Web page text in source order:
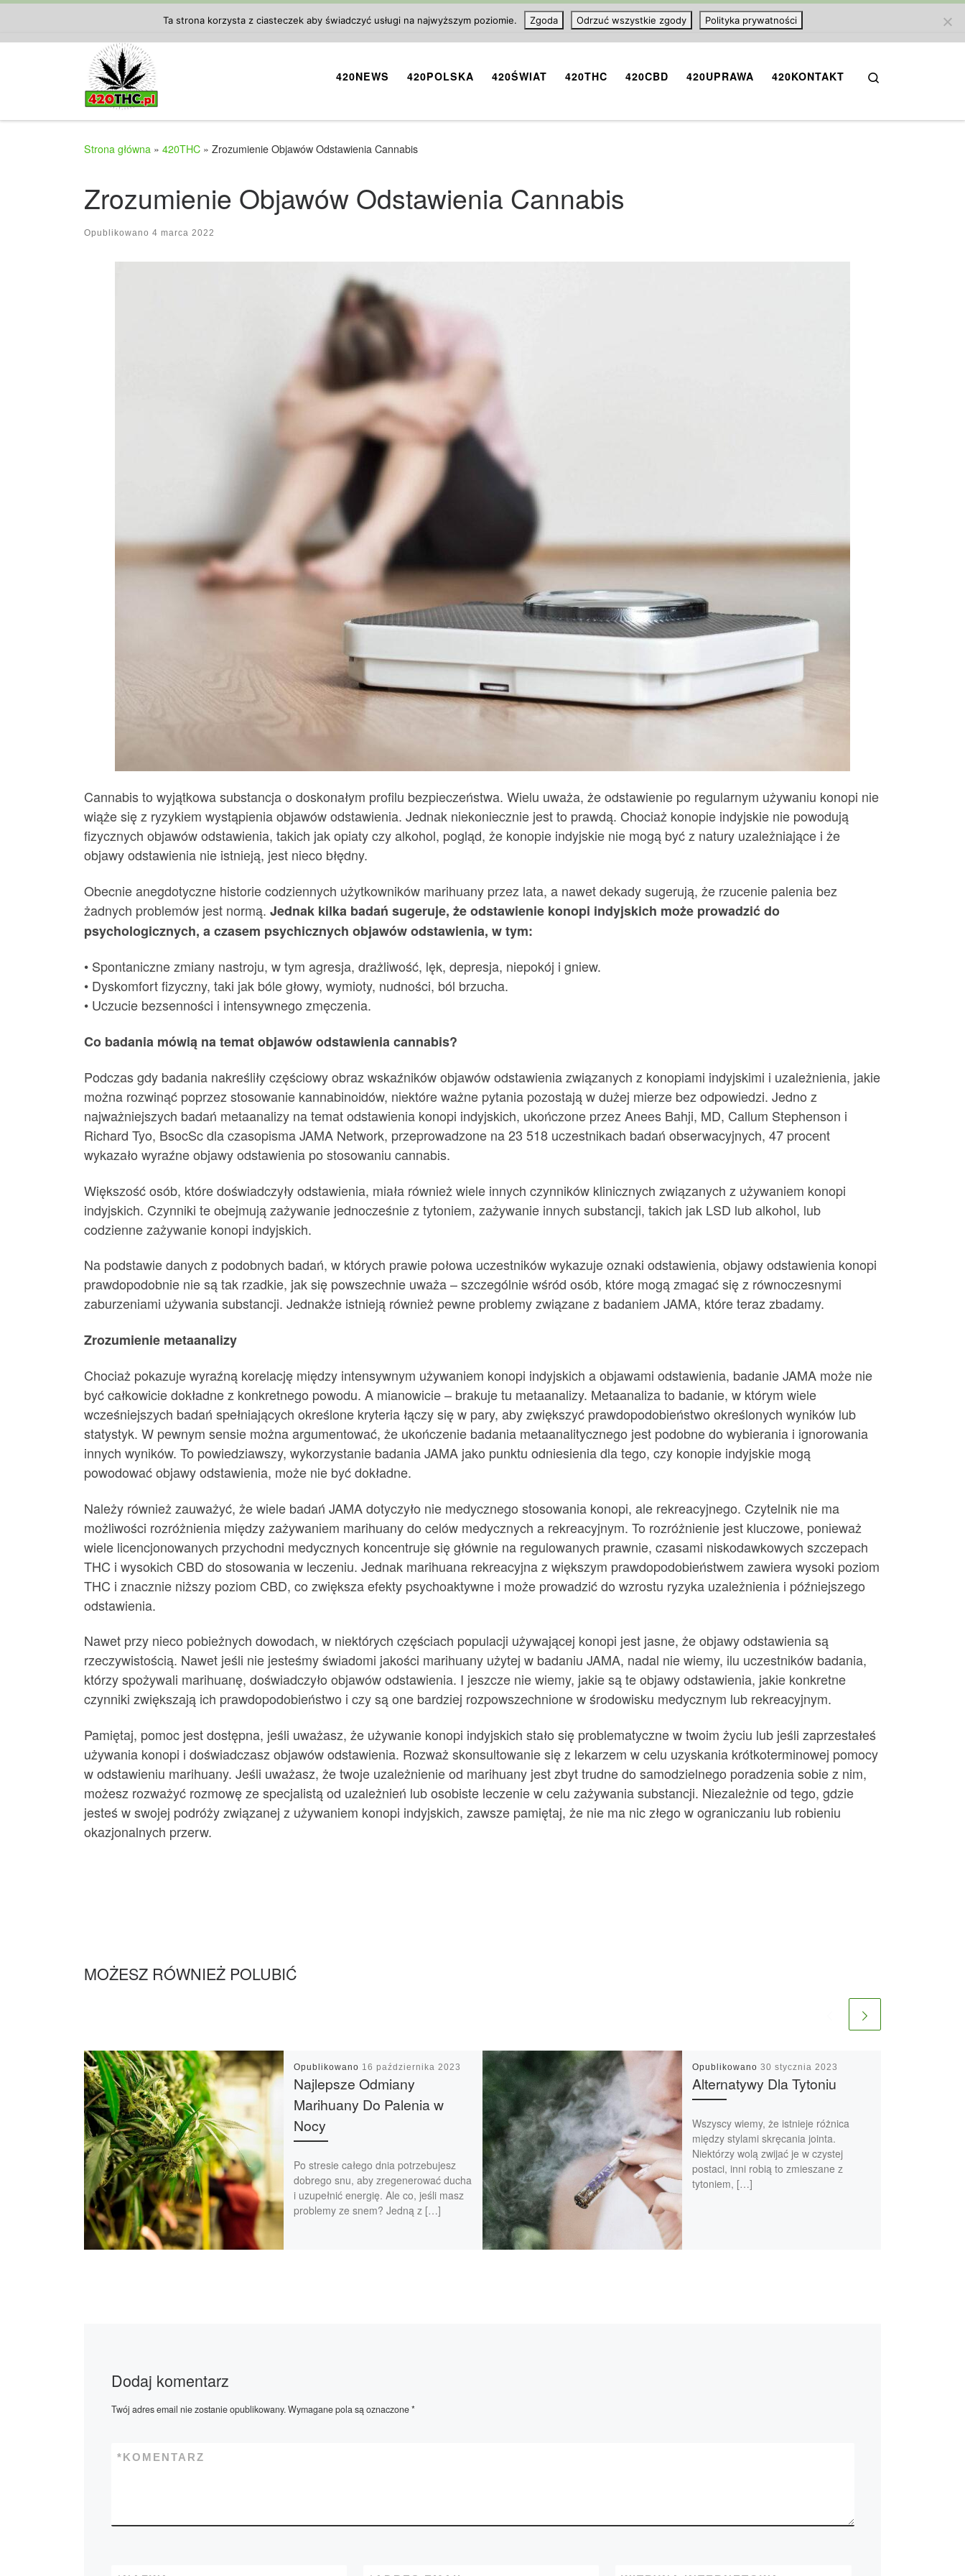
420NEWS 420POLSKA 420ŚWIAT 420THC 420CBD 420UPRAWA 420KONTAKT
Strona główna » 420THC » Zrozumienie Objawów Odstawienia Cannabis
Zrozumienie Objawów Odstawienia Cannabis
Opublikowano 4 marca 2022
Cannabis to wyjątkowa substancja o doskonałym profilu bezpieczeństwa. Wielu uważa, że ​​odstawienie po regularnym używaniu konopi nie
wiąże się z ryzykiem wystąpienia objawów odstawienia. Jednak niekoniecznie jest to prawdą. Chociaż konopie indyjskie nie powodują
fizycznych objawów odstawienia, takich jak opiaty czy alkohol, pogląd, że konopie indyjskie nie mogą być z natury uzależniające i że
objawy odstawienia nie istnieją, jest nieco błędny.
Obecnie anegdotyczne historie codziennych użytkowników marihuany przez lata, a nawet dekady sugerują, że rzucenie palenia bez
żadnych problemów jest normą. Jednak kilka badań sugeruje, że odstawienie konopi indyjskich może prowadzić do
psychologicznych, a czasem psychicznych objawów odstawienia, w tym:
• Spontaniczne zmiany nastroju, w tym agresja, drażliwość, lęk, depresja, niepokój i gniew.
• Dyskomfort fizyczny, taki jak bóle głowy, wymioty, nudności, ból brzucha.
• Uczucie bezsenności i intensywnego zmęczenia.
Co badania mówią na temat objawów odstawienia cannabis?
Podczas gdy badania nakreśliły częściowy obraz wskaźników objawów odstawienia związanych z konopiami indyjskimi i uzależnienia, jakie
można rozwinąć poprzez stosowanie kannabinoidów, niektóre ważne pytania pozostają w dużej mierze bez odpowiedzi. Jedno z
najważniejszych badań metaanalizy na temat odstawienia konopi indyjskich, ukończone przez Anees Bahji, MD, Callum Stephenson i
Richard Tyo, BsocSc dla czasopisma JAMA Network, przeprowadzone na 23 518 uczestnikach badań obserwacyjnych, 47 procent
wykazało wyraźne objawy odstawienia po stosowaniu cannabis.
Większość osób, które doświadczyły odstawienia, miała również wiele innych czynników klinicznych związanych z używaniem konopi
indyjskich. Czynniki te obejmują zażywanie jednocześnie z tytoniem, zażywanie innych substancji, takich jak LSD lub alkohol, lub
codzienne zażywanie konopi indyjskich.
Na podstawie danych z podobnych badań, w których prawie połowa uczestników wykazuje oznaki odstawienia, objawy odstawienia konopi
prawdopodobnie nie są tak rzadkie, jak się powszechnie uważa – szczególnie wśród osób, które mogą zmagać się z równoczesnymi
zaburzeniami używania substancji. Jednakże istnieją również pewne problemy związane z badaniem JAMA, które teraz zbadamy.
Zrozumienie metaanalizy
Chociaż pokazuje wyraźną korelację między intensywnym używaniem konopi indyjskich a objawami odstawienia, badanie JAMA może nie
być całkowicie dokładne z konkretnego powodu. A mianowicie – brakuje tu metaanalizy. Metaanaliza to badanie, w którym wiele
wcześniejszych badań spełniających określone kryteria łączy się w pary, aby zwiększyć prawdopodobieństwo określonych wyników lub
statystyk. W pewnym sensie można argumentować, że ukończenie badania metaanalitycznego jest podobne do wybierania i ignorowania
innych wyników. To powiedziawszy, wykorzystanie badania JAMA jako punktu odniesienia dla tego, czy konopie indyjskie mogą
powodować objawy odstawienia, może nie być dokładne.
Należy również zauważyć, że wiele badań JAMA dotyczyło nie medycznego stosowania konopi, ale rekreacyjnego. Czytelnik nie ma
możliwości rozróżnienia między zażywaniem marihuany do celów medycznych a rekreacyjnym. To rozróżnienie jest kluczowe, ponieważ
wiele licencjonowanych przychodni medycznych koncentruje się głównie na regulowanych prawnie, czasami niskodawkowych szczepach
THC i wysokich CBD do stosowania w leczeniu. Jednak marihuana rekreacyjna z większym prawdopodobieństwem zawiera wysoki poziom
THC i znacznie niższy poziom CBD, co zwiększa efekty psychoaktywne i może prowadzić do wzrostu ryzyka uzależnienia i późniejszego
odstawienia.
Nawet przy nieco pobieżnych dowodach, w niektórych częściach populacji używającej konopi jest jasne, że objawy odstawienia są
rzeczywistością. Nawet jeśli nie jesteśmy świadomi jakości marihuany użytej w badaniu JAMA, nadal nie wiemy, ilu uczestników badania,
którzy spożywali marihuanę, doświadczyło objawów odstawienia. I jeszcze nie wiemy, jakie są te objawy odstawienia, jakie konkretne
czynniki zwiększają ich prawdopodobieństwo i czy są one bardziej rozpowszechnione w środowisku medycznym lub rekreacyjnym.
Pamiętaj, pomoc jest dostępna, jeśli uważasz, że używanie konopi indyjskich stało się problematyczne w twoim życiu lub jeśli zaprzestałeś
używania konopi i doświadczasz objawów odstawienia. Rozważ skonsultowanie się z lekarzem w celu uzyskania krótkoterminowej pomocy
w odstawieniu marihuany. Jeśli uważasz, że twoje uzależnienie od marihuany jest zbyt trudne do samodzielnego poradzenia sobie z nim,
możesz rozważyć rozmowę ze specjalistą od uzależnień lub osobiste leczenie w celu zażywania substancji. Niezależnie od tego, gdzie
jesteś w swojej podróży związanej z używaniem konopi indyjskich, zawsze pamiętaj, że nie ma nic złego w ograniczaniu lub robieniu
okazjonalnych przerw.
MOŻESZ RÓWNIEŻ POLUBIĆ
Opublikowano 16 października 2023
Najlepsze Odmiany
Marihuany Do Palenia w
Nocy
Po stresie całego dnia potrzebujesz
dobrego snu, aby zregenerować ducha
i uzupełnić energię. Ale co, jeśli masz
problemy ze snem? Jedną z […]
Opublikowano 30 stycznia 2023
Alternatywy Dla Tytoniu
Wszyscy wiemy, że istnieje różnica
między stylami skręcania jointa.
Niektórzy wolą zwijać je w czystej
postaci, inni robią to zmieszane z
tytoniem, […]
Dodaj komentarz
Twój adres email nie zostanie opublikowany. Wymagane pola są oznaczone*
KOMENTARZ
*
Ta strona korzysta z ciasteczek aby świadczyć usługi na najwyższym poziomie. Zgoda Odrzuć wszystkie zgody Polityka prywatności